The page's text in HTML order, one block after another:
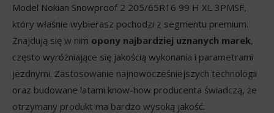
Model Nokian Snowproof 2 205/65R16 99 H XL 3PMSF,
który właśnie wybierasz pochodzi z segmentu premium.
Znajdują się w nim opony najbardziej uznanych marek,
często wyróżniające się jakością wykonania i parametrami
jezdnymi. Zastosowanie najnowocześniejszych technologii
oraz budowane latami know-how producenta świadczą, że
otrzymany produkt ma bardzo wysoką jakość.